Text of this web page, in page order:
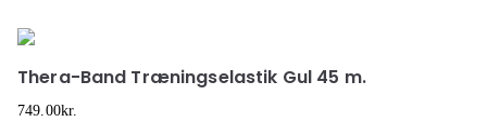
Thera-Band Træningselastik Gul 45 m.
749.00kr.